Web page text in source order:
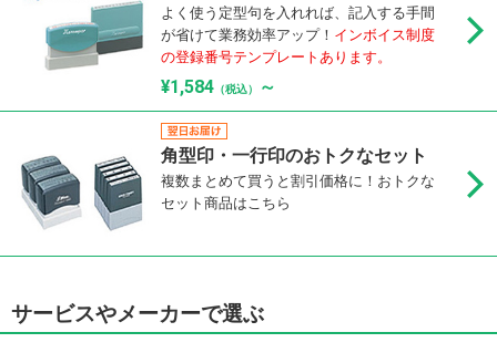
よく使う定型句を入れれば、記入する手間
が省けて業務効率アップ！ インボイス制度
の登録番号テンプレートあります。
¥1,584 （税込） ～
角型印・一行印のおトクなセット
複数まとめて買うと割引価格に！おトクな
セット商品はこちら
サービスやメーカーで選ぶ